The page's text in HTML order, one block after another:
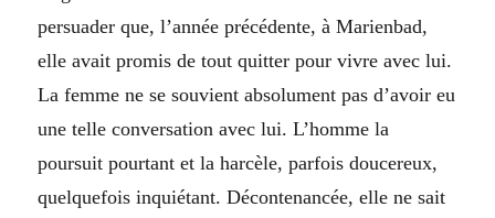
persuader que, l’année précédente, à Marienbad,
elle avait promis de tout quitter pour vivre avec lui.
La femme ne se souvient absolument pas d’avoir eu
une telle conversation avec lui. L’homme la
poursuit pourtant et la harcèle, parfois doucereux,
quelquefois inquiétant. Décontenancée, elle ne sait